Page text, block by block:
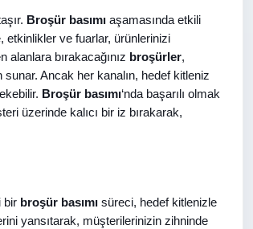
Broşür basımı aşamasında etkili
etkinlikler ve fuarlar, ürünlerinizi
bırakacağınız broşürler,
Ancak her kanalın, hedef kitleniz
Broşür basımı‘nda başarılı olmak
üzerinde kalıcı bir iz bırakarak,
bir broşür basımı süreci, hedef kitlenizle
yansıtarak, müşterilerinizin zihninde